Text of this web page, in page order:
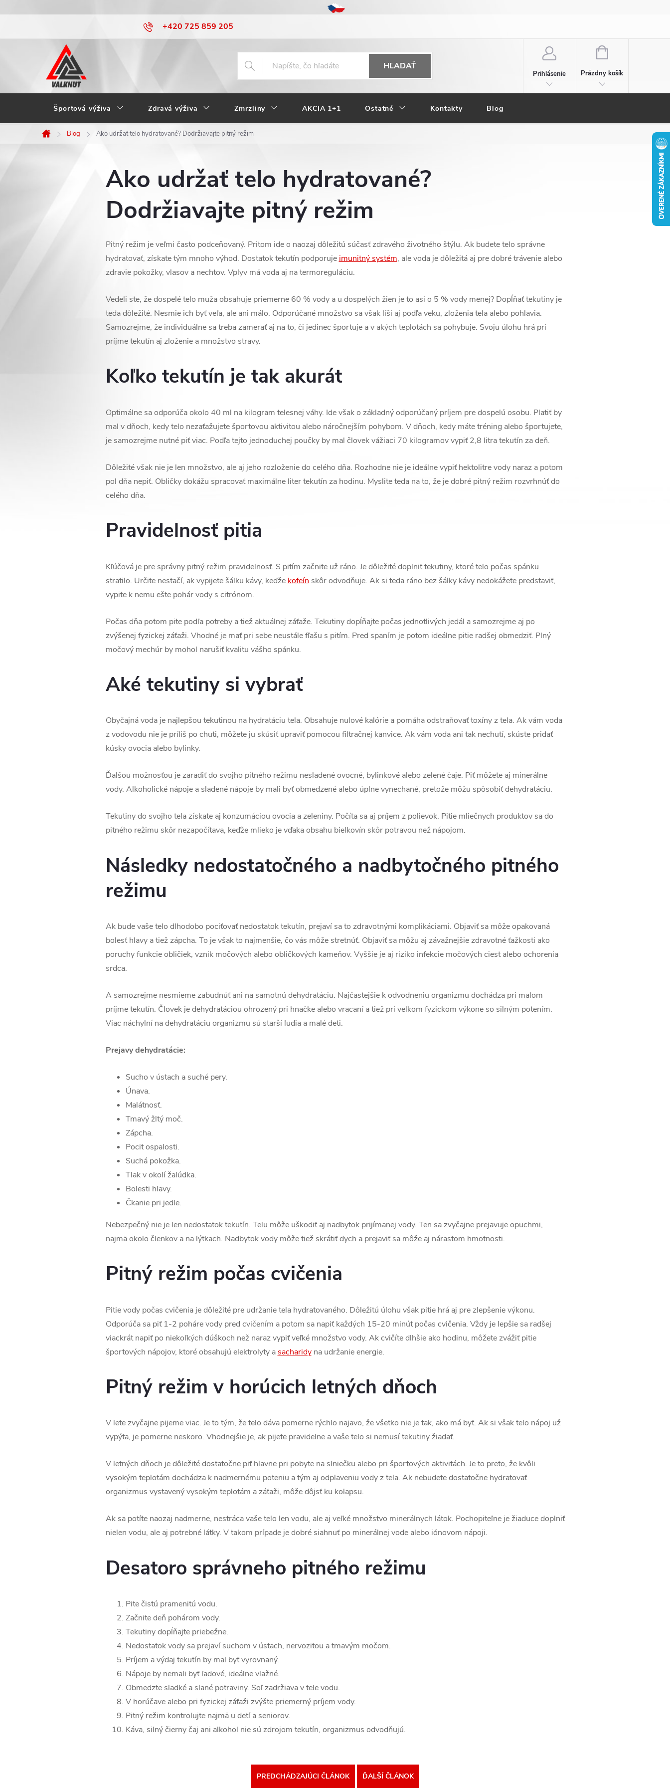
+420 725 859 205
HĽADAŤ
Prihlásenie
NÁKUPNÝ
Prázdny košík
Športová výživa Zdravá výživa Zmrzliny AKCIA 1+1 Ostatné Kontakty Blog
Domov
Blog Ako udržať telo hydratované? Dodržiavajte pitný režim
Ako udržať telo hydratované?
Dodržiavajte pitný režim
Pitný režim je veľmi často podceňovaný. Pritom ide o naozaj dôležitú súčasť zdravého životného štýlu. Ak budete telo správne
hydratovať, získate tým mnoho výhod. Dostatok tekutín podporuje imunitný systém, ale voda je dôležitá aj pre dobré trávenie alebo
zdravie pokožky, vlasov a nechtov. Vplyv má voda aj na termoreguláciu.
Vedeli ste, že dospelé telo muža obsahuje priemerne 60 % vody a u dospelých žien je to asi o 5 % vody menej? Dopĺňať tekutiny je
teda dôležité. Nesmie ich byť veľa, ale ani málo. Odporúčané množstvo sa však líši aj podľa veku, zloženia tela alebo pohlavia.
Samozrejme, že individuálne sa treba zamerať aj na to, či jedinec športuje a v akých teplotách sa pohybuje. Svoju úlohu hrá pri
príjme tekutín aj zloženie a množstvo stravy.
Koľko tekutín je tak akurát
Optimálne sa odporúča okolo 40 ml na kilogram telesnej váhy. Ide však o základný odporúčaný príjem pre dospelú osobu. Platiť by
mal v dňoch, kedy telo nezaťažujete športovou aktivitou alebo náročnejším pohybom. V dňoch, kedy máte tréning alebo športujete,
je samozrejme nutné piť viac. Podľa tejto jednoduchej poučky by mal človek vážiaci 70 kilogramov vypiť 2,8 litra tekutín za deň.
Dôležité však nie je len množstvo, ale aj jeho rozloženie do celého dňa. Rozhodne nie je ideálne vypiť hektolitre vody naraz a potom
pol dňa nepiť. Obličky dokážu spracovať maximálne liter tekutín za hodinu. Myslite teda na to, že je dobré pitný režim rozvrhnúť do
celého dňa.
Pravidelnosť pitia
Kľúčová je pre správny pitný režim pravidelnosť. S pitím začnite už ráno. Je dôležité doplniť tekutiny, ktoré telo počas spánku
stratilo. Určite nestačí, ak vypijete šálku kávy, keďže kofeín skôr odvodňuje. Ak si teda ráno bez šálky kávy nedokážete predstaviť,
vypite k nemu ešte pohár vody s citrónom.
Počas dňa potom pite podľa potreby a tiež aktuálnej záťaže. Tekutiny dopĺňajte počas jednotlivých jedál a samozrejme aj po
zvýšenej fyzickej záťaži. Vhodné je mať pri sebe neustále fľašu s pitím. Pred spaním je potom ideálne pitie radšej obmedziť. Plný
močový mechúr by mohol narušiť kvalitu vášho spánku.
Aké tekutiny si vybrať
Obyčajná voda je najlepšou tekutinou na hydratáciu tela. Obsahuje nulové kalórie a pomáha odstraňovať toxíny z tela. Ak vám voda
z vodovodu nie je príliš po chuti, môžete ju skúsiť upraviť pomocou filtračnej kanvice. Ak vám voda ani tak nechutí, skúste pridať
kúsky ovocia alebo bylinky.
Ďalšou možnosťou je zaradiť do svojho pitného režimu nesladené ovocné, bylinkové alebo zelené čaje. Piť môžete aj minerálne
vody. Alkoholické nápoje a sladené nápoje by mali byť obmedzené alebo úplne vynechané, pretože môžu spôsobiť dehydratáciu.
Tekutiny do svojho tela získate aj konzumáciou ovocia a zeleniny. Počíta sa aj príjem z polievok. Pitie mliečnych produktov sa do
pitného režimu skôr nezapočítava, keďže mlieko je vďaka obsahu bielkovín skôr potravou než nápojom.
Následky nedostatočného a nadbytočného pitného
režimu
Ak bude vaše telo dlhodobo pociťovať nedostatok tekutín, prejaví sa to zdravotnými komplikáciami. Objaviť sa môže opakovaná
bolesť hlavy a tiež zápcha. To je však to najmenšie, čo vás môže stretnúť. Objaviť sa môžu aj závažnejšie zdravotné ťažkosti ako
poruchy funkcie obličiek, vznik močových alebo obličkových kameňov. Vyššie je aj riziko infekcie močových ciest alebo ochorenia
srdca.
A samozrejme nesmieme zabudnúť ani na samotnú dehydratáciu. Najčastejšie k odvodneniu organizmu dochádza pri malom
príjme tekutín. Človek je dehydratáciou ohrozený pri hnačke alebo vracaní a tiež pri veľkom fyzickom výkone so silným potením.
Viac náchylní na dehydratáciu organizmu sú starší ľudia a malé deti.
Prejavy dehydratácie:
Sucho v ústach a suché pery.
Únava.
Malátnosť.
Tmavý žltý moč.
Zápcha.
Pocit ospalosti.
Suchá pokožka.
Tlak v okolí žalúdka.
Bolesti hlavy.
Čkanie pri jedle.
Nebezpečný nie je len nedostatok tekutín. Telu môže uškodiť aj nadbytok prijímanej vody. Ten sa zvyčajne prejavuje opuchmi,
najmä okolo členkov a na lýtkach. Nadbytok vody môže tiež skrátiť dych a prejaviť sa môže aj nárastom hmotnosti.
Pitný režim počas cvičenia
Pitie vody počas cvičenia je dôležité pre udržanie tela hydratovaného. Dôležitú úlohu však pitie hrá aj pre zlepšenie výkonu.
Odporúča sa piť 1-2 poháre vody pred cvičením a potom sa napiť každých 15-20 minút počas cvičenia. Vždy je lepšie sa radšej
viackrát napiť po niekoľkých dúškoch než naraz vypiť veľké množstvo vody. Ak cvičíte dlhšie ako hodinu, môžete zvážiť pitie
športových nápojov, ktoré obsahujú elektrolyty asacharidyna udržanie energie.
Pitný režim v horúcich letných dňoch
V lete zvyčajne pijeme viac. Je to tým, že telo dáva pomerne rýchlo najavo, že všetko nie je tak, ako má byť. Ak si však telo nápoj už
vypýta, je pomerne neskoro. Vhodnejšie je, ak pijete pravidelne a vaše telo si nemusí tekutiny žiadať.
V letných dňoch je dôležité dostatočne piť hlavne pri pobyte na slniečku alebo pri športových aktivitách. Je to preto, že kvôli
vysokým teplotám dochádza k nadmernému poteniu a tým aj odplaveniu vody z tela. Ak nebudete dostatočne hydratovať
organizmus vystavený vysokým teplotám a záťaži, môže dôjsť ku kolapsu.
Ak sa potíte naozaj nadmerne, nestráca vaše telo len vodu, ale aj veľké množstvo minerálnych látok. Pochopiteľne je žiaduce doplniť
nielen vodu, ale aj potrebné látky. V takom prípade je dobré siahnuť po minerálnej vode alebo iónovom nápoji.
Desatoro správneho pitného režimu
Pite čistú pramenitú vodu.
Začnite deň pohárom vody.
Tekutiny dopĺňajte priebežne.
Nedostatok vody sa prejaví suchom v ústach, nervozitou a tmavým močom.
Príjem a výdaj tekutín by mal byť vyrovnaný.
Nápoje by nemali byť ľadové, ideálne vlažné.
Obmedzte sladké a slané potraviny. Soľ zadržiava v tele vodu.
V horúčave alebo pri fyzickej záťaži zvýšte priemerný príjem vody.
Pitný režim kontrolujte najmä u detí a seniorov.
Káva, silný čierny čaj ani alkohol nie sú zdrojom tekutín, organizmus odvodňujú.
PREDCHÁDZAJÚCI ČLÁNOK ĎALŠÍ ČLÁNOK